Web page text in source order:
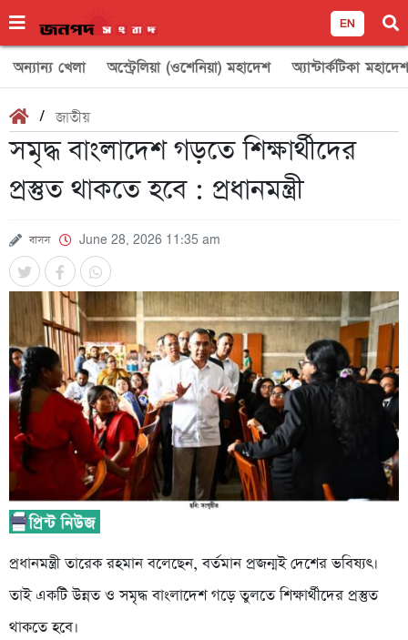
EN
অন্যান্য খেলা অস্ট্রেলিয়া (ওশেনিয়া) মহাদেশ অ্যান্টার্কটিকা মহাদেশ
/জাতীয়
সমৃদ্ধ বাংলাদেশ গড়তে শিক্ষার্থীদের
প্রস্তুত থাকতে হবে : প্রধানমন্ত্রী
বাসস June 28, 2026 11:35 am
প্রধানমন্ত্রী তারেক রহমান বলেছেন, বর্তমান প্রজন্মই দেশের ভবিষ্যৎ।
তাই একটি উন্নত ও সমৃদ্ধ বাংলাদেশ গড়ে তুলতে শিক্ষার্থীদের প্রস্তুত
থাকতে হবে।